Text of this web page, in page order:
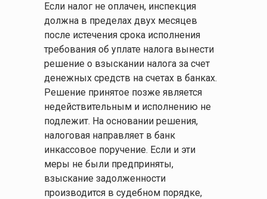
Если налог не оплачен, инспекция
должна в пределах двух месяцев
после истечения срока исполнения
требования об уплате налога вынести
решение о взыскании налога за счет
денежных средств на счетах в банках.
Решение принятое позже является
недействительным и исполнению не
подлежит. На основании решения,
налоговая направляет в банк
инкассовое поручение. Если и эти
меры не были предприняты,
взыскание задолженности
производится в судебном порядке,